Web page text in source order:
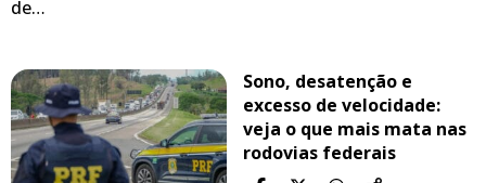
de…
Sono, desatenção e
excesso de velocidade:
veja o que mais mata nas
rodovias federais